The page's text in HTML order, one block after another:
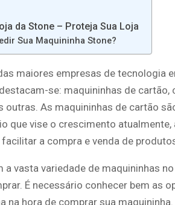
da Stone – Proteja Sua Loja
Sua Maquininha Stone?
maiores empresas de tecnologia
se: maquininhas de
outras. As maquininhas de cartão
que vise o crescimento
a compra e venda de
a vasta variedade de maquininhas
É necessário conhecer bem as
na hora de comprar sua